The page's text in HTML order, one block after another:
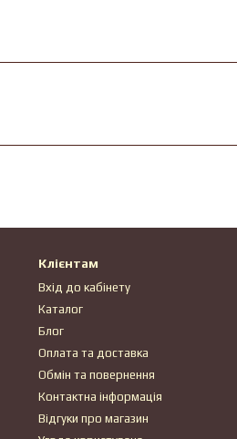
Клієнтам
Вхід до кабінету
Каталог
Блог
Оплата та доставка
Обмін та повернення
Контактна інформація
Відгуки про магазин